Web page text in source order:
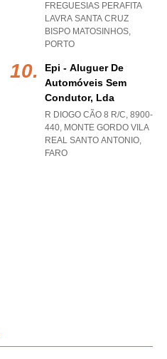
FREGUESIAS PERAFITA
LAVRA SANTA CRUZ
BISPO MATOSINHOS,
PORTO
Epi - Aluguer De
Automóveis Sem
Condutor, Lda
R DIOGO CÃO 8 R/C, 8900-
440, MONTE GORDO VILA
REAL SANTO ANTONIO,
FARO